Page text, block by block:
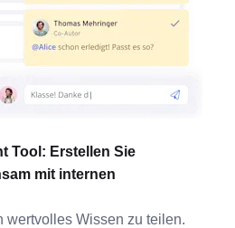
Tool: Erstellen Sie
mit internen
wertvolles Wissen zu teilen.